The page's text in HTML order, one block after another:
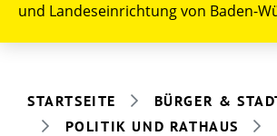
und Landeseinrichtung von Baden-
STARTSEITE
BÜRGER &
POLITIK UND RATHAUS